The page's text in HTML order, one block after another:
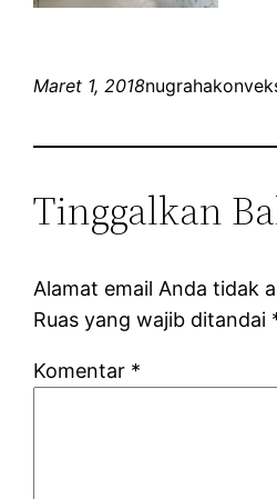
Maret 1, 2018
Tinggalkan
Alamat email Anda tidak
Ruas yang wajib ditandai
Komentar *